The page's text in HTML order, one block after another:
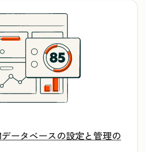
ータベースの設定と管理の